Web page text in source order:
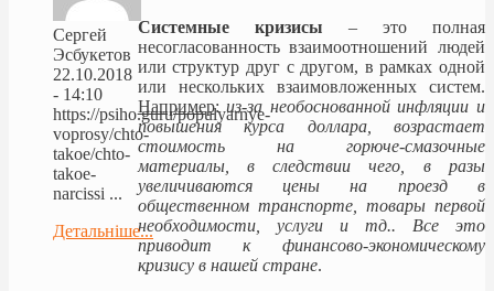
Системные кризисы – это полная
несогласованность взаимоотношений людей
или структур друг с другом, в рамках одной
или нескольких взаимовложенных систем.
Например:из-за необоснованной инфляции и
повышения курса доллара, возрастает
стоимость на горюче-смазочные
материалы, в следствии чего, в разы
увеличиваются цены на проезд в
общественном транспорте, товары первой
необходимости, услуги и тд.. Все это
приводит к финансово-экономическому
кризису в нашей стране.
Сергей
Эсбукетов
22.10.2018
- 14:10
https://psiho.guru/populyarnye-
voprosy/chto-
takoe/chto-
takoe-
narcissi ...
Детальніше...